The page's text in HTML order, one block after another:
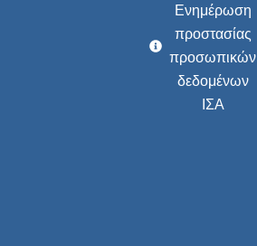
Ενημέρωση
προστασίας
προσωπικών
δεδομένων
ΙΣΑ